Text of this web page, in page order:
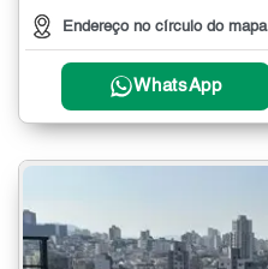
Endereço no círculo do mapa
WhatsApp